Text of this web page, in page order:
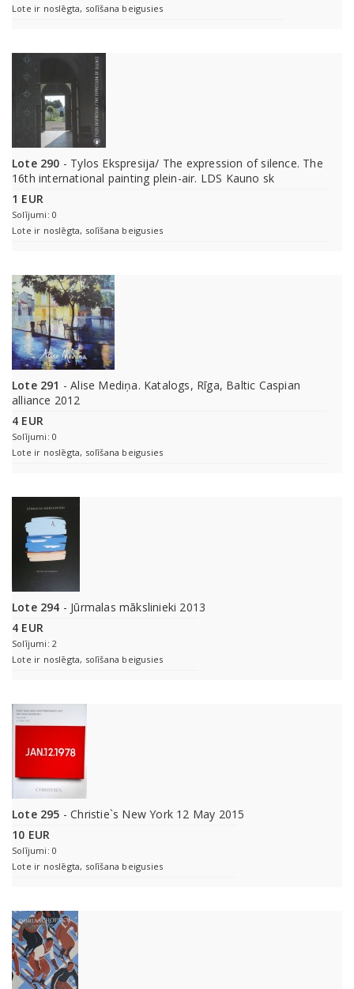
Lote ir noslēgta, solīšana beigusies
Lote 290 - Tylos Ekspresija/ The expression of silence. The
16th international painting plein-air. LDS Kauno sk
1 EUR
Solījumi: 0
Lote ir noslēgta, solīšana beigusies
Lote 291 - Alise Mediņa. Katalogs, Rīga, Baltic Caspian
alliance 2012
4 EUR
Solījumi: 0
Lote ir noslēgta, solīšana beigusies
Lote 294 - Jūrmalas mākslinieki 2013
4 EUR
Solījumi: 2
Lote ir noslēgta, solīšana beigusies
Lote 295 - Christie`s New York 12 May 2015
10 EUR
Solījumi: 0
Lote ir noslēgta, solīšana beigusies